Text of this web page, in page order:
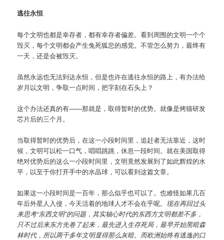
逃往永恒
每个文明也都是幸存者，都有幸存者偏差。看到周围的文明一个个
毁灭，每个文明都会产生兔死狐悲的感觉。不管怎么努力，最终有
一天，还是会被毁灭。
虽然永远也无法到达永恒，但是也许在逃往永恒的路上，有办法给
岁月以文明，争取一点时间，把字刻在石头上？
这个办法还真的有——那就是，取得暂时的优势。就像是烤猫研发
芯片后的三个月。
当取得暂时的优势后，在这一小段时间里，追赶者无法靠近，这时
候，文明可以松一口气，唱唱跳跳，休息一段时间。就在美国取得
绝对优势后的这么一小段时间里，文明竟然发展到了如此辉煌的水
平，以至于你打开手中的水晶球，可以看到这篇文章。
如果这一小段时间是一百年，那么似乎也可以了。也难怪如果几百
年后外星人入侵，今天活着的地球人才不会在乎呢。现在再回过头
来思考“东西文明”的问题，其实轴心时代的东西方文明都差不多，
只不过后来东方先卷了起来，最先进入生存死局，最早开始黑暗森
林时代，所以两千多年文明显得那么灰暗。而欧洲始终有逃逸的口